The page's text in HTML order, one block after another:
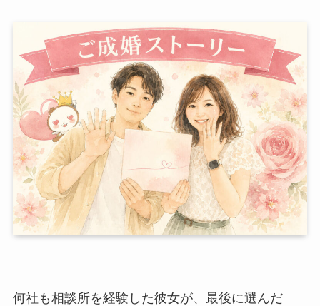
何社も相談所を経験した彼女が、最後に選んだ